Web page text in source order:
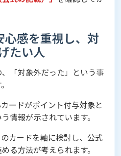
感を重視し、対
たい人
「対象外だった」という事
ードがポイント付与対象と
情報が示されています。
カードを軸に検討し、公式
る方法が考えられます。